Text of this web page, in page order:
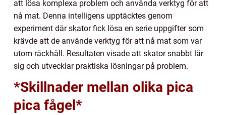
att lösa komplexa problem och använda verktyg för att
nå mat. Denna intelligens upptäcktes genom
experiment där skator fick lösa en serie uppgifter som
krävde att de använde verktyg för att nå mat som var
utom räckhåll. Resultaten visade att skator snabbt lär
sig och utvecklar praktiska lösningar på problem.
*Skillnader mellan olika pica
pica fågel*